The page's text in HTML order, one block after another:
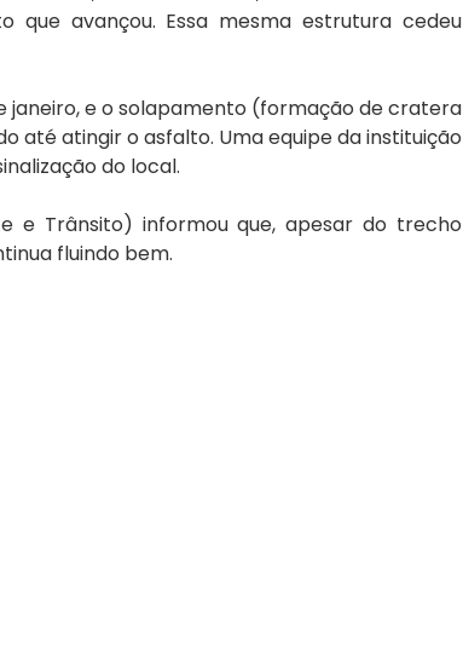
que avançou. Essa mesma estrutura cedeu
janeiro, e o solapamento (formação de cratera
até atingir o asfalto. Uma equipe da instituição
do local.
e Trânsito) informou que, apesar do trecho
fluindo bem.